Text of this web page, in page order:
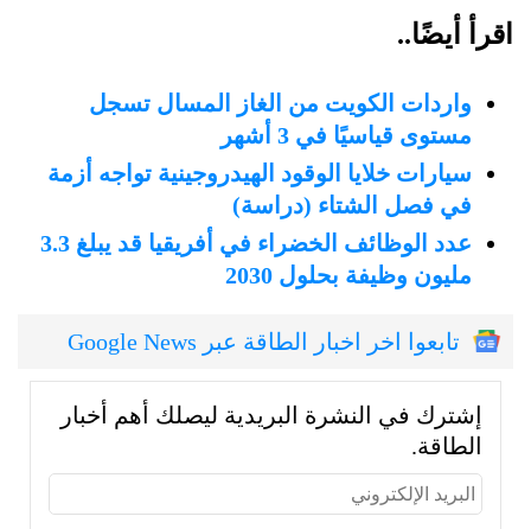
اقرأ أيضًا..
واردات الكويت من الغاز المسال تسجل
مستوى قياسيًا في 3 أشهر
سيارات خلايا الوقود الهيدروجينية تواجه أزمة
في فصل الشتاء (دراسة)
عدد الوظائف الخضراء في أفريقيا قد يبلغ 3.3
مليون وظيفة بحلول 2030
تابعوا اخر اخبار الطاقة عبر Google News
إشترك في النشرة البريدية ليصلك أهم أخبار
الطاقة.